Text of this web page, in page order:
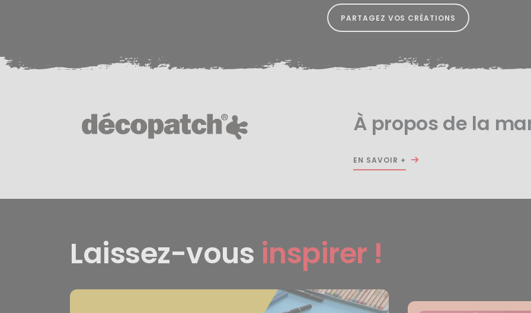
PARTAGEZ VOS CRÉATIONS
À propos de la
EN SAVOIR +
Laissez-vous inspirer !